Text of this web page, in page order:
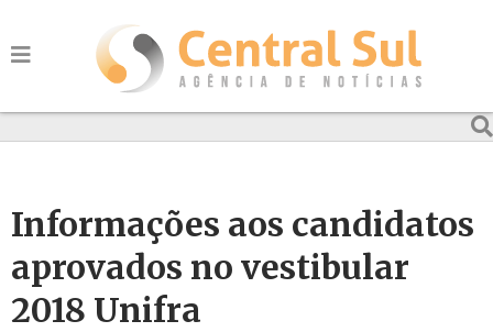
Informações aos candidatos
aprovados no vestibular
2018 Unifra